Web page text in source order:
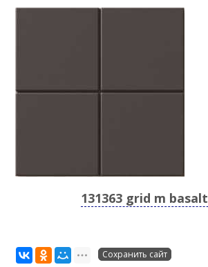
131363 grid m basalt
Сохранить сайт